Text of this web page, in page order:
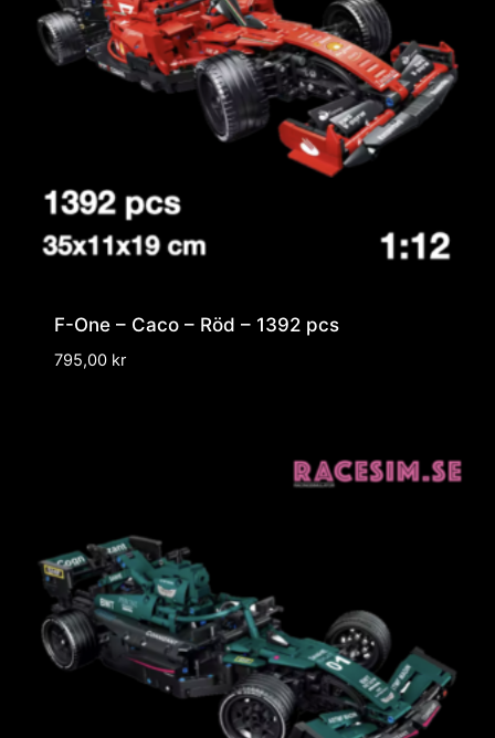
F-One – Caco – Röd – 1392 pcs
795,00 kr